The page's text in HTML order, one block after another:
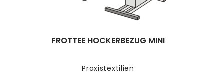
Praxistextilien
FROTTEE HOCKERBEZUG MINI